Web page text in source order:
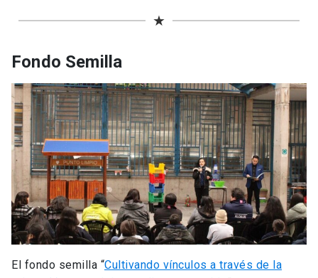
★
Fondo Semilla
El fondo semilla “Cultivando vínculos a través de la